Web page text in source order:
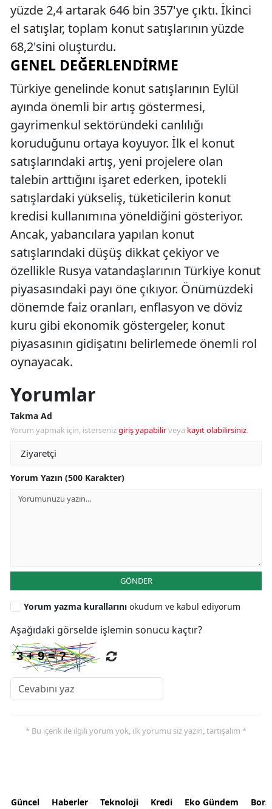
yüzde 2,4 artarak 646 bin 357'ye çıktı. İkinci
el satışlar, toplam konut satışlarının yüzde
68,2'sini oluşturdu.
GENEL DEĞERLENDIRME
Türkiye genelinde konut satışlarının Eylül
ayında önemli bir artış göstermesi,
gayrimenkul sektöründeki canlılığı
koruduğunu ortaya koyuyor. İlk el konut
satışlarındaki artış, yeni projelere olan
talebin arttığını işaret ederken, ipotekli
satışlardaki yükseliş, tüketicilerin konut
kredisi kullanımına yöneldiğini gösteriyor.
Ancak, yabancılara yapılan konut
satışlarındaki düşüş dikkat çekiyor ve
özellikle Rusya vatandaşlarının Türkiye konut
piyasasındaki payı öne çıkıyor. Önümüzdeki
dönemde faiz oranları, enflasyon ve döviz
kuru gibi ekonomik göstergeler, konut
piyasasının gidişatını belirlemede önemli rol
oynayacak.
Yorumlar
Takma Ad
Yorum yapmak için, istersenizgiriş yapabilirveya kayıt olabilirsiniz.
Yorum Yazın (500 Karakter)
GÖNDER
Yorum yazma kurallarını okudum ve kabul ediyorum
Aşağıdaki görselde işlemin sonucu kaçtır?
* Bu içerik ile ilgili yorum yok, ilk yorumu siz yazın, tartışalım *
Güncel Haberler Teknoloji Kredi Eko Gündem